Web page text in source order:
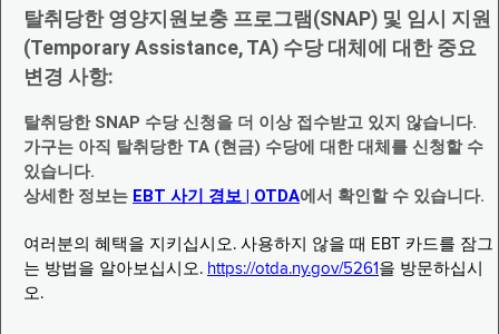
탈취당한 영양지원보충 프로그램(SNAP) 및 임시 지원
(Temporary Assistance, TA) 수당 대체에 대한 중요
변경 사항:
탈취당한 SNAP 수당 신청을 더 이상 접수받고 있지 않습니다.
가구는 아직 탈취당한 TA (현금) 수당에 대한 대체를 신청할 수
있습니다.
상세한 정보는 EBT 사기 경보 | OTDA에서 확인할 수 있습니다.
여러분의 혜택을 지키십시오. 사용하지 않을 때 EBT 카드를 잠그
는 방법을 알아보십시오. https://otda.ny.gov/5261 을 방문하십시
오.